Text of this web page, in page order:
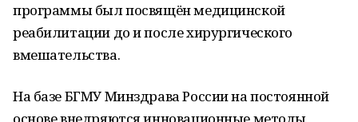
программы был посвящён медицинской
реабилитации до и после хирургического
вмешательства.
На базе БГМУ Минздрава России на постоянной